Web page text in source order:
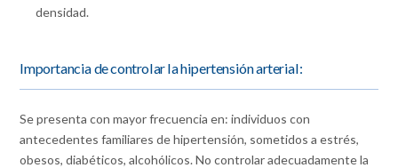
densidad.
Importancia de controlar la hipertensión arterial:
Se presenta con mayor frecuencia en: individuos con
antecedentes familiares de hipertensión, sometidos a estrés,
obesos, diabéticos, alcohólicos. No controlar adecuadamente la